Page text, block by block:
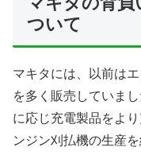
ついて
マキタには、以前は
を多く販売していま
に応じ充電製品をよ
ンジン刈払機の生産を